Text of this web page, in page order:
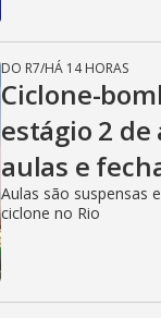
DO R7/HÁ 14 HORAS
Ciclone-
estágio 2
aulas e
Aulas são suspensas
ciclone no Rio